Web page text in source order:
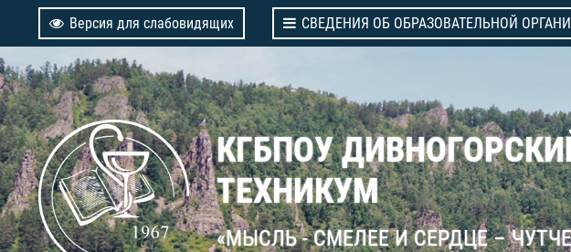
Версия для слабовидящих СВЕДЕНИЯ ОБ ОБРАЗОВАТЕЛЬНОЙ
КГБПОУ
ТЕХНИКУМ
«МЫСЛЬ - СМЕЛЕЕ И СЕРДЦЕ –